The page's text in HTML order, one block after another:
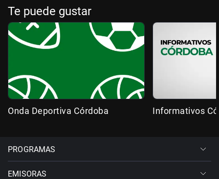
Te puede gustar
Onda Deportiva Córdoba Informativos
PROGRAMAS
EMISORAS